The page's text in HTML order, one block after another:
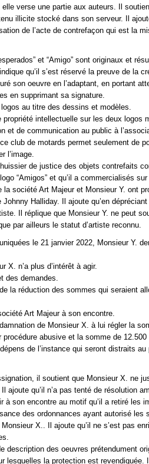
verse une partie aux auteurs. Il
illicite stocké dans son serveur. Il
de l’acte de contrefaçon qui est la
et “Amigo” sont originaux et
qu’il s’est réservé la preuve de la
son oeuvre en l’adaptant, en portant
en supprimant sa signature.
au titre des dessins et modèles.
propriété intellectuelle sur les deux logos
et de communication au public à
club de motards permet seulement de
l’image.
de justice des objets contrefaits
“Amigos” et qu’il a commercialisés
société Art Majeur et Monsieur Y. ont
Halliday. Il ajoute qu’en
Il réplique que Monsieur Y. ne peut
par ailleurs le statut d’artiste reconnu.
le 21 janvier 2022, Monsieur Y.
X. n’a plus d’intérêt à agir.
des demandes.
la réduction des sommes qui seraient
Art Majeur à son encontre.
de Monsieur X. à lui régler la
abusive et la somme de
de l’instance qui seront distraits au
il soutient que Monsieur X. ne
ajoute qu’il n’a pas tenté de résolution
à son encontre au motif qu’il a retiré les
des ordonnances ayant autorisé les
X.. Il ajoute qu’il ne s’est pas
description des oeuvres prétendument
lesquelles la protection est revendiquée.